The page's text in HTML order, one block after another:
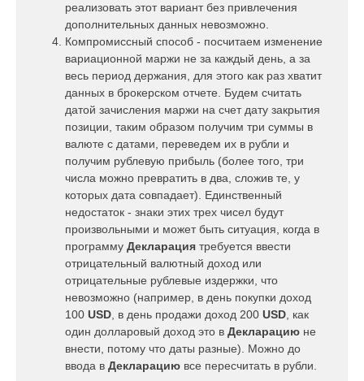
реализовать этот вариант без привлечения
дополнительных данных невозможно.
Компромиссный способ - посчитаем изменение
вариационной маржи не за каждый день, а за
весь период держания, для этого как раз хватит
данных в брокерском отчете. Будем считать
датой зачисления маржи на счет дату закрытия
позиции, таким образом получим три суммы в
валюте с датами, переведем их в рубли и
получим рублевую прибыль (более того, три
числа можно превратить в два, сложив те, у
которых дата совпадает). Единственный
недостаток - знаки этих трех чисел будут
произвольными и может быть ситуация, когда в
программу Декларация требуется ввести
отрицательный валютный доход или
отрицательные рублевые издержки, что
невозможно (например, в день покупки доход
100 USD, в день продажи доход 200 USD, как
один долларовый доход это в Декларацию не
внести, потому что даты разные). Можно до
ввода в Декларацию все пересчитать в рубли.